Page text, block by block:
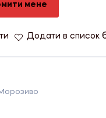
мене
Додати в список